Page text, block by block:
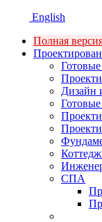
English
Полная
Дизайн
СПА